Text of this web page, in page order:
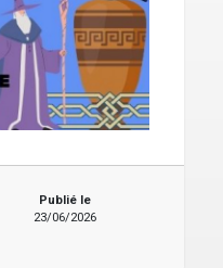
Publié le
23/06/2026